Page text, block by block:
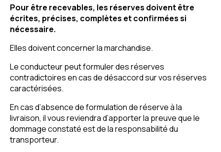
Pour être recevables, les réserves doivent être
écrites, précises, complètes et confirmées si
nécessaire.
Elles doivent concerner la marchandise.
Le conducteur peut formuler des réserves
contradictoires en cas de désaccord sur vos réserves
caractérisées.
En cas d’absence de formulation de réserve à la
livraison, il vous reviendra d’apporter la preuve que le
dommage constaté est de la responsabilité du
transporteur.